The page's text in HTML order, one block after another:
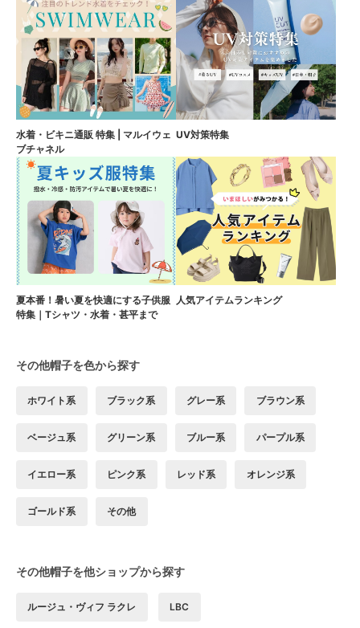
水着・ビキニ通販 特集 | マルイウェ
ブチャネル
UV対策特集
夏本番！暑い夏を快適にする子供服
特集｜Tシャツ・水着・甚平まで
人気アイテムランキング
その他帽子を色から探す
ホワイト系 ブラック系 グレー系 ブラウン系
ベージュ系 グリーン系 ブルー系 パープル系
イエロー系 ピンク系 レッド系 オレンジ系
ゴールド系 その他
その他帽子を他ショップから探す
ルージュ・ヴィフ ラクレ LBC